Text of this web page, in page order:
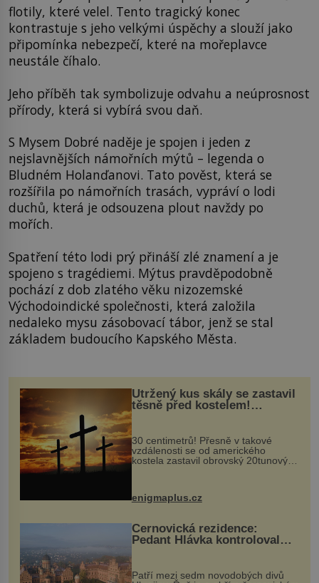
flotily, které velel. Tento tragický konec
kontrastuje s jeho velkými úspěchy a slouží jako
připomínka nebezpečí, které na mořeplavce
neustále číhalo.
Jeho příběh tak symbolizuje odvahu a neúprosnost
přírody, která si vybírá svou daň.
S Mysem Dobré naděje je spojen i jeden z
nejslavnějších námořních mýtů – legenda o
Bludném Holanďanovi. Tato pověst, která se
rozšířila po námořních trasách, vypráví o lodi
duchů, která je odsouzena plout navždy po
mořích.
Spatření této lodi prý přináší zlé znamení a je
spojeno s tragédiemi. Mýtus pravděpodobně
pochází z dob zlatého věku nizozemské
Východoindické společnosti, která založila
nedaleko mysu zásobovací tábor, jenž se stal
základem budoucího Kapského Města.
Utržený kus skály se zastavil
těsně před kostelem!
Ochránila ho boží síla?
30 centimetrů! Přesně v takové
vzdálenosti se od amerického
kostela zastavil obrovský 20tunový
...
enigmaplus.cz
Černovická rezidence:
Pedant Hlávka kontroloval
Patří mezi sedm novodobých divů